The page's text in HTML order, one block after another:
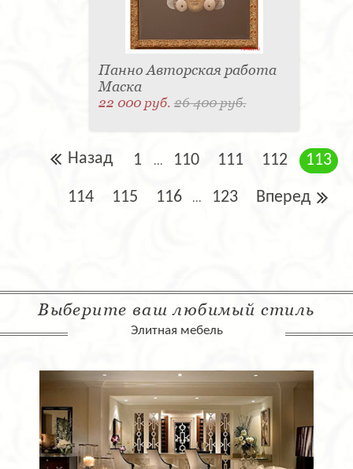
Панно Авторская работа
Маска
22 000 руб.26 400 руб.
Назад 1 ... 110 111 112 113
114 115 116 ... 123 Вперед
Выберите ваш любимый стиль
Элитная мебель